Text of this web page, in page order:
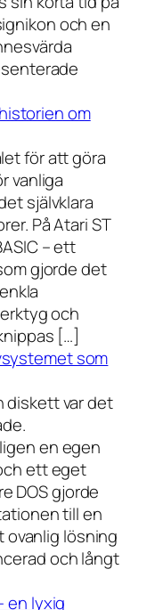
och en
om
för att göra
vanliga
självklara
På Atari ST
– ett
gjorde det
och
[…]
som
diskett var det
en egen
ett eget
DOS gjorde
till en
ovanlig lösning
och långt
en lyxig